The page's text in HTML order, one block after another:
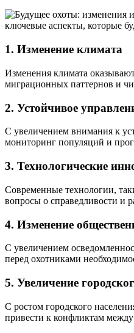
ключевые аспекты, которые
1. Изменение климата
Изменения климата
миграционных паттернов и
2. Устойчивое
С увеличением внимания к
мониторинг популяций и
3. Технологические
Современные технологии,
вопросы о справедливости и
4. Изменение
С увеличением
перед охотниками
5. Увеличение
С ростом городского
привести к конфликтам